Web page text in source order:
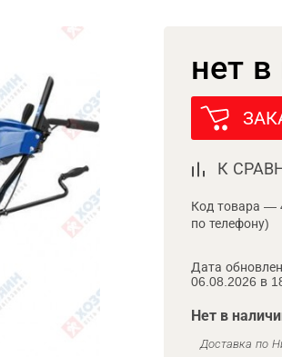
нет
К
Код товара —
по телефону)
Дата
06.08.2026 в
Нет в
Доставка по